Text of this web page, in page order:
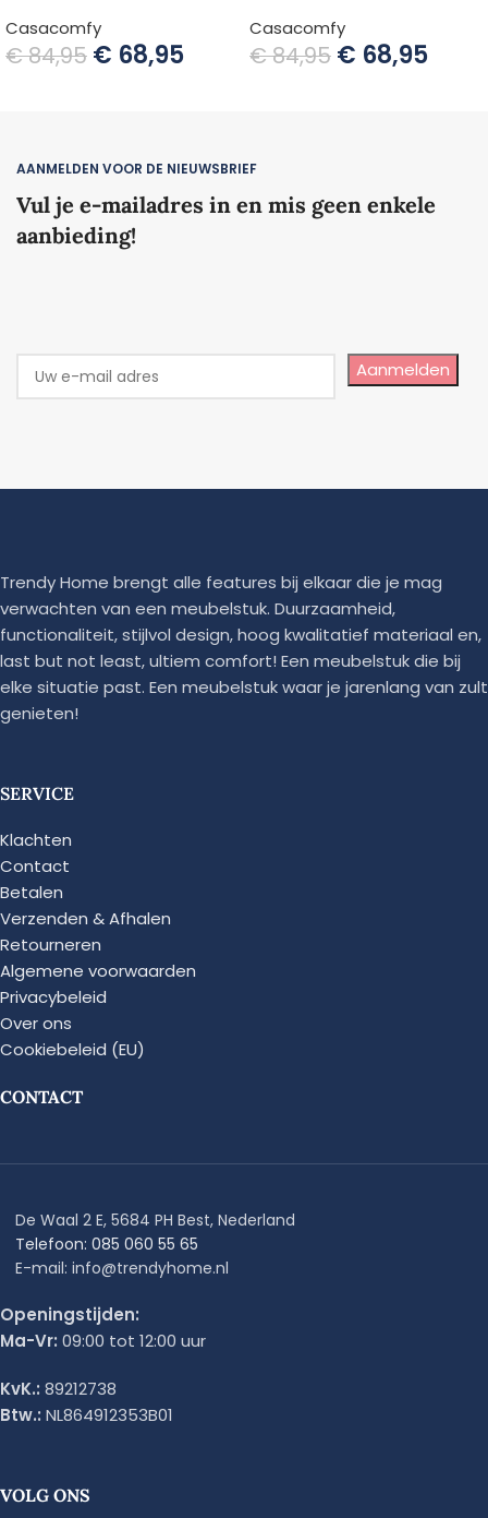
Casacomfy
€84,95 € 68,95
Casacomfy
€84,95 € 68,95
AANMELDEN VOOR DE NIEUWSBRIEF
Vul je e-mailadres in en mis geen enkele
aanbieding!
Aanmelden
Trendy Home brengt alle features bij elkaar die je mag
verwachten van een meubelstuk. Duurzaamheid,
functionaliteit, stijlvol design, hoog kwalitatief materiaal en,
last but not least, ultiem comfort! Een meubelstuk die bij
elke situatie past. Een meubelstuk waar je jarenlang van zult
genieten!
SERVICE
Klachten
Contact
Betalen
Verzenden & Afhalen
Retourneren
Algemene voorwaarden
Privacybeleid
Over ons
Cookiebeleid (EU)
CONTACT
De Waal 2 E, 5684 PH Best, Nederland
Telefoon: 085 060 55 65
E-mail: info@trendyhome.nl
Openingstijden:
Ma-Vr: 09:00 tot 12:00 uur
KvK.: 89212738
Btw.: NL864912353B01
VOLG ONS